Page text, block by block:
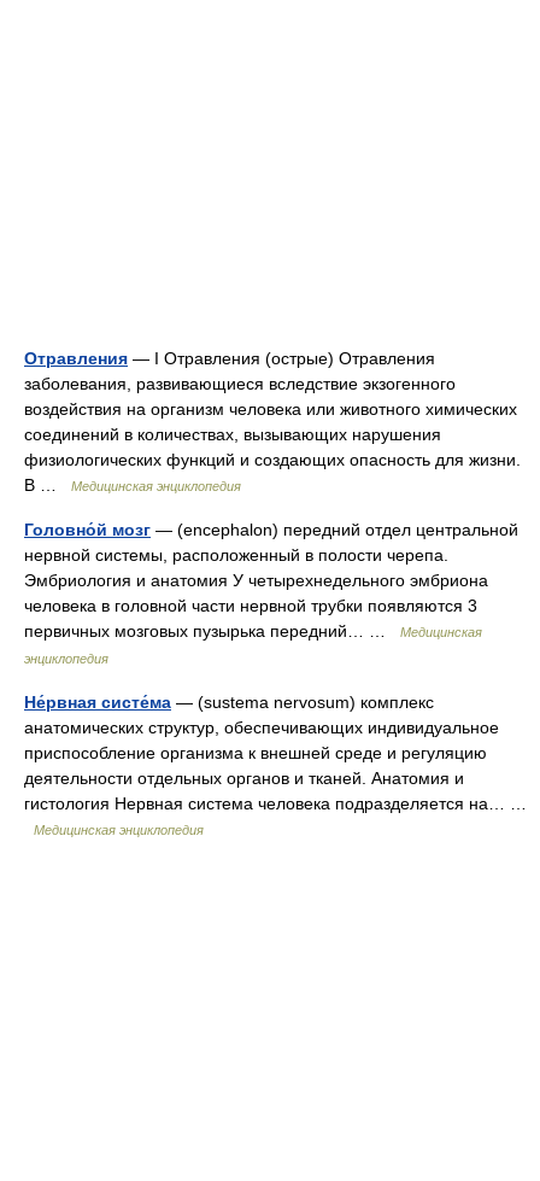
Отравления — I Отравления (острые) Отравления
заболевания, развивающиеся вследствие экзогенного
воздействия на организм человека или животного химических
соединений в количествах, вызывающих нарушения
физиологических функций и создающих опасность для жизни.
В …
Медицинская энциклопедия
Головно́й мозг — (encephalon) передний отдел центральной
нервной системы, расположенный в полости черепа.
Эмбриология и анатомия У четырехнедельного эмбриона
человека в головной части нервной трубки появляются 3
первичных мозговых пузырька передний… …
Медицинская
энциклопедия
Не́рвная систе́ма — (sustema nervosum) комплекс
анатомических структур, обеспечивающих индивидуальное
приспособление организма к внешней среде и регуляцию
деятельности отдельных органов и тканей. Анатомия и
гистология Нервная система человека подразделяется на… …
Медицинская энциклопедия